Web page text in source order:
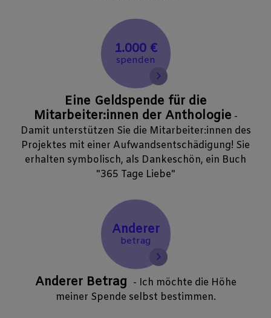
1.000 €
spenden
Eine Geldspende für die
Mitarbeiter:innen der Anthologie -
Damit unterstützen Sie die Mitarbeiter:innen des
Projektes mit einer Aufwandsentschädigung! Sie
erhalten symbolisch, als Dankeschön, ein Buch
"365 Tage Liebe"
Anderer
betrag
Anderer Betrag - Ich möchte die Höhe
meiner Spende selbst bestimmen.